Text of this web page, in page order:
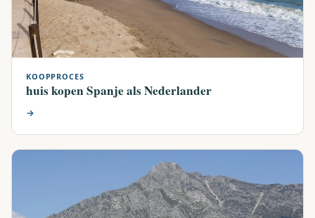
KOOPPROCES
huis kopen Spanje als Nederlander
→